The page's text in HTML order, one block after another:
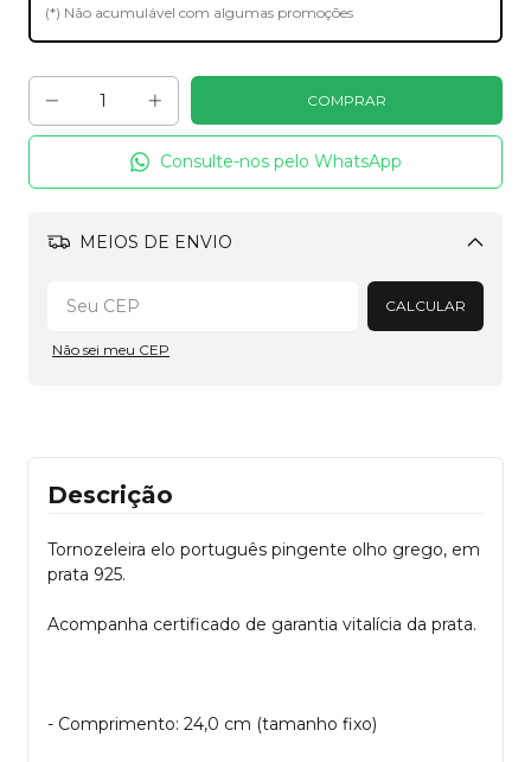
(*) Não acumulável com algumas promoções
Consulte-nos pelo WhatsApp
MEIOS DE ENVIO
Alterar CEP
CALCULAR
Não sei meu CEP
Descrição
Tornozeleira elo português pingente olho grego, em
prata 925.
Acompanha certificado de garantia vitalícia da prata.
- Comprimento: 24,0 cm (tamanho fixo)